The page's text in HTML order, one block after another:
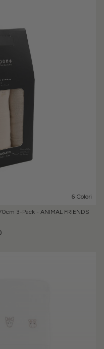
6 Colori
3-Pack - ANIMAL FRIENDS